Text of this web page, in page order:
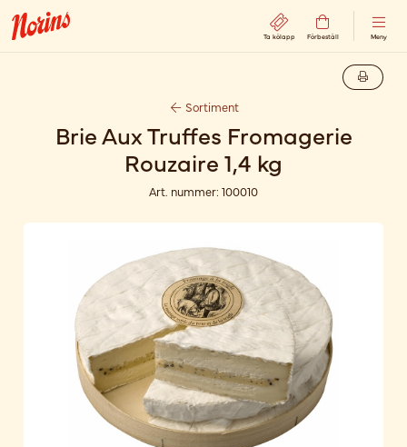
Ta kölapp Förbeställ Meny
Sortiment
Brie Aux Truffes Fromagerie
Rouzaire 1,4 kg
Art. nummer: 100010